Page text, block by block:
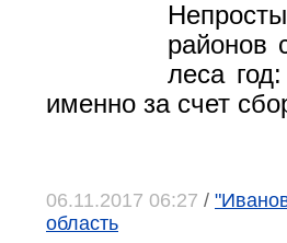
районов
леса
именно за счет
06.11.2017 06:27 /
область